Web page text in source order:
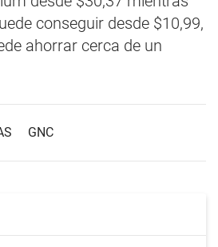
conseguir desde $10,99,
ahorrar cerca de un
GNC